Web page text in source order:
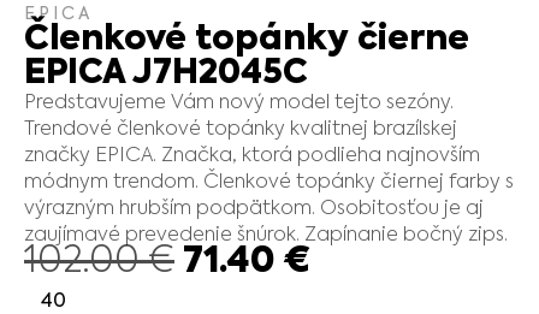
EPICA
Členkové topánky čierne
EPICA J7H2045C
Predstavujeme Vám nový model tejto sezóny.
Trendové členkové topánky kvalitnej brazílskej
značky EPICA. Značka, ktorá podlieha najnovším
módnym trendom. Členkové topánky čiernej farby s
výrazným hrubším podpätkom. Osobitosťou je aj
zaujímavé prevedenie šnúrok. Zapínanie bočný zips.
102.00€ 71.40€
40